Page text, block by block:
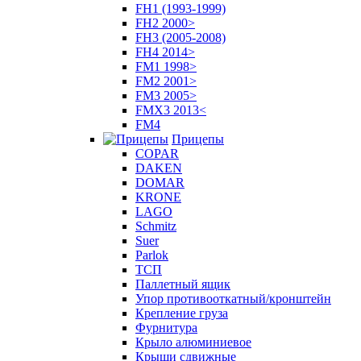
FH1 (1993-1999)
FH2 2000>
FH3 (2005-2008)
FH4 2014>
FM1 1998>
FM2 2001>
FM3 2005>
FMX3 2013<
FM4
Прицепы
COPAR
DAKEN
DOMAR
KRONE
LAGO
Schmitz
Suer
Parlok
ТСП
Паллетный ящик
Упор противооткатный/кронштейн
Крепление груза
Фурнитура
Крыло алюминиевое
Крыши сдвижные